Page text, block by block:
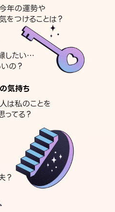
年の運勢や
気をつけることは？
したい…
の？
気持ち
は私のことを
ってる？
？